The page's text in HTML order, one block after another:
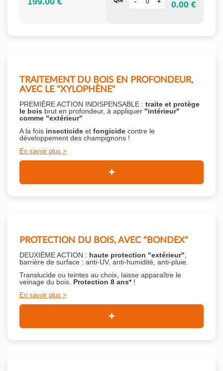
0.00 €
TRAITEMENT DU BOIS EN PROFONDEUR,
AVEC LE "XYLOPHÈNE"
PREMIÈRE ACTION INDISPENSABLE : traite et protège
le bois brut en profondeur, à appliquer "intérieur"
comme "extérieur"
A la fois insecticide et fongicide contre le
développement des champignons !
En savoir plus
PROTECTION DU BOIS, AVEC "BONDEX"
DEUXIÈME ACTION : haute protection "extérieur"
barrière de surface : anti-UV, anti-humidité, anti-pluie.
Translucide ou teintes au choix, laisse apparaître le
veinage du bois. Protection 8 ans*!
En savoir plus